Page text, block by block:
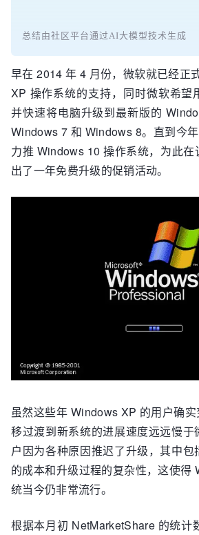
总结由社区平台通过AI大模型技术生成
早在 2014 年 4 月份，微软就已经正
XP 操作系统的支持，同时微软希望
并快速将电脑升级到最新版的
Windows 7 和 Windows 8。直到今年
力推 Windows 10 操作系统，为此
出了一年免费升级的促销活动。
虽然这些年 Windows XP 的用户确
移过渡到新系统的进展速度远远慢于
户因为各种原因推迟了升级，其中
的成本和升级过程的复杂性，这使得
统当今仍非常流行。
根据本月初 NetMarketShare 的统计